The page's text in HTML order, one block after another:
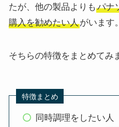
たが、他の製品よりも パナ
購入を勧めたい人がいます。
そちらの特徴をまとめてみ
特徴まとめ
同時調理をしたい人